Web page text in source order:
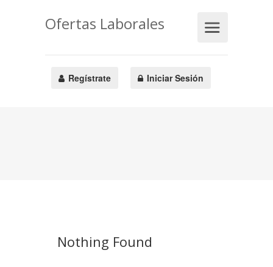
Ofertas Laborales
Regístrate Iniciar Sesión
Nothing Found